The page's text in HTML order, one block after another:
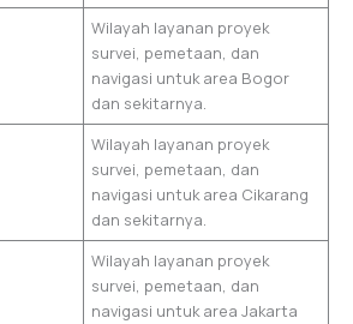
Wilayah layanan proyek
survei, pemetaan, dan
navigasi untuk area Bogor
dan sekitarnya.
Wilayah layanan proyek
survei, pemetaan, dan
navigasi untuk area Cikarang
dan sekitarnya.
Wilayah layanan proyek
survei, pemetaan, dan
navigasi untuk area Jakarta